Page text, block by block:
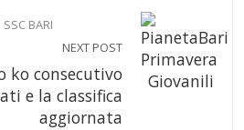
BARI
NEXT POST
ko consecutivo
e la classifica
aggiornata